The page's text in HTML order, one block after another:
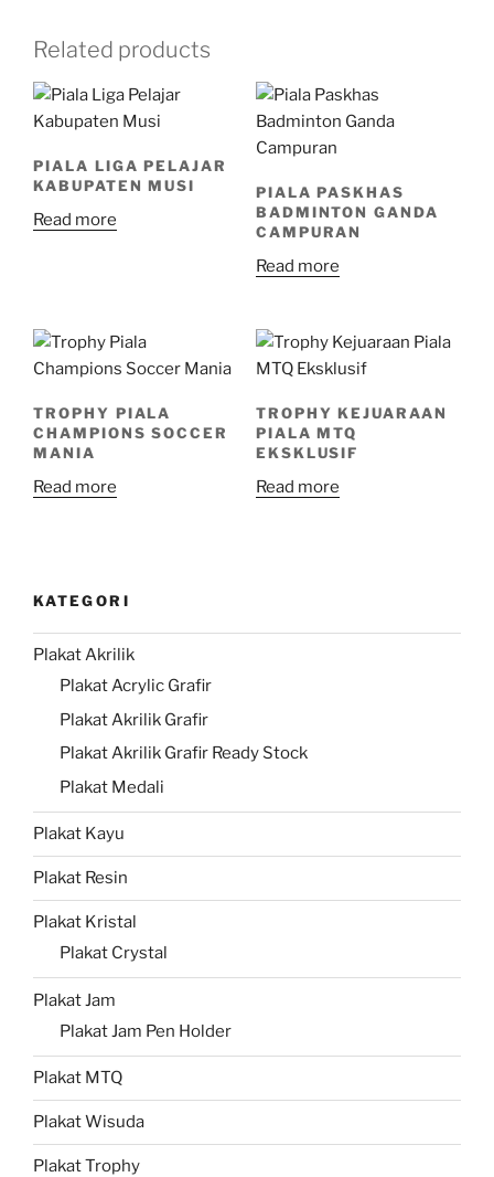
Related products
PIALA LIGA PELAJAR
KABUPATEN MUSI
Read more
PIALA PASKHAS
BADMINTON GANDA
CAMPURAN
Read more
TROPHY PIALA
CHAMPIONS SOCCER
MANIA
Read more
TROPHY KEJUARAAN
PIALA MTQ
EKSKLUSIF
Read more
KATEGORI
Plakat Akrilik
Plakat Acrylic Grafir
Plakat Akrilik Grafir
Plakat Akrilik Grafir Ready Stock
Plakat Medali
Plakat Kayu
Plakat Resin
Plakat Kristal
Plakat Crystal
Plakat Jam
Plakat Jam Pen Holder
Plakat MTQ
Plakat Wisuda
Plakat Trophy